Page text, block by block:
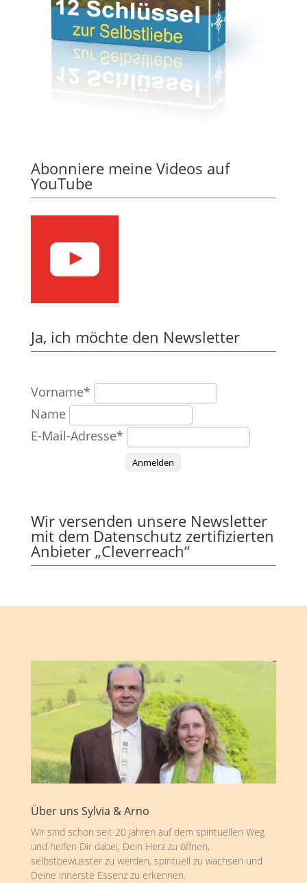
Abonniere meine Videos auf
YouTube
Ja, ich möchte den Newsletter
Vorname*
Name
E-Mail-Adresse*
Anmelden
Wir versenden unsere Newsletter
mit dem Datenschutz zertifizierten
Anbieter „Cleverreach“
Über uns Sylvia & Arno
Wir sind schon seit 20 Jahren auf dem spirituellen Weg
und helfen Dir dabei, Dein Herz zu öffnen,
selbstbewusster zu werden, spirituell zu wachsen und
Deine innerste Essenz zu erkennen.